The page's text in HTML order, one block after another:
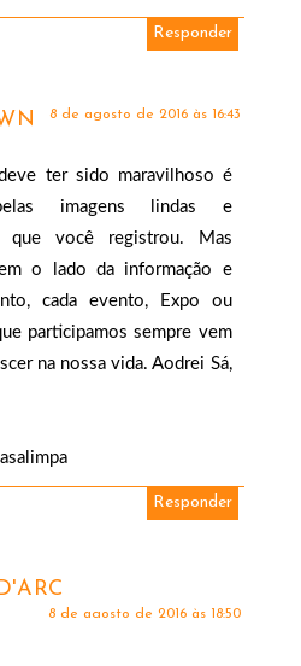
Responder
8 de agosto de 2016 às 16:43
ter sido maravilhoso é
imagens lindas e
que você registrou. Mas
o lado da informação e
cada evento, Expo ou
participamos sempre vem
na nossa vida. Aodrei Sá,
Responder
8 de agosto de 2016 às 18:50